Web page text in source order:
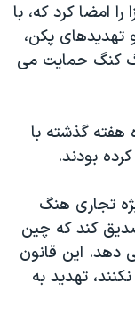
امضا کرد که، با
تهدیدهای پکن،
کنگ حمایت می
هفته گذشته با
بودند.
تجاری هنگ
کند که چین
دهد. این قانون
تهدید به